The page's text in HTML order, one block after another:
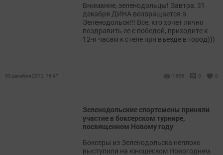
Внимание, зеленодольцы! Завтра, 31
декабря ДИНА возвращается в
Зеленодольск!!! Все, кто хочет лично
поздравить ее с победой, приходите к
12-и часам к стеле при въезде в город)))
30 декабря 2012, 16:47 1505 0 0
Зеленодольские спортсмены приняли
участие в боксерском турнире,
посвященном Новому году
Боксеры из Зеленодольска неплохо
выступили на юношеском Новогоднем